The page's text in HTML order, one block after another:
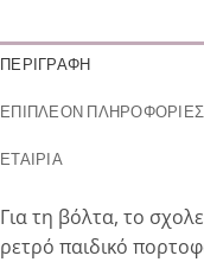
ΠΕΡΙΓΡΑΦΉ
ΕΠΙΠΛΈΟΝ ΠΛΗΡΟΦΟΡΊΕΣ
ΕΤΑΙΡΊΑ
Για τη βόλτα, το
ρετρό παιδικό